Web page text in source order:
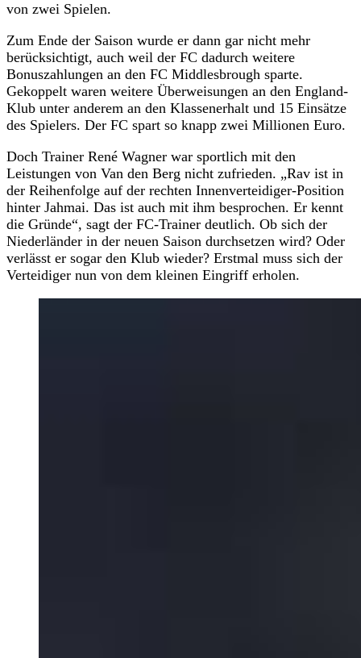
von zwei Spielen.
Zum Ende der Saison wurde er dann gar nicht mehr
berücksichtigt, auch weil der FC dadurch weitere
Bonuszahlungen an den FC Middlesbrough sparte.
Gekoppelt waren weitere Überweisungen an den England-
Klub unter anderem an den Klassenerhalt und 15 Einsätze
des Spielers. Der FC spart so knapp zwei Millionen Euro.
Doch Trainer René Wagner war sportlich mit den
Leistungen von Van den Berg nicht zufrieden. „Rav ist in
der Reihenfolge auf der rechten Innenverteidiger-Position
hinter Jahmai. Das ist auch mit ihm besprochen. Er kennt
die Gründe“, sagt der FC-Trainer deutlich. Ob sich der
Niederländer in der neuen Saison durchsetzen wird? Oder
verlässt er sogar den Klub wieder? Erstmal muss sich der
Verteidiger nun von dem kleinen Eingriff erholen.